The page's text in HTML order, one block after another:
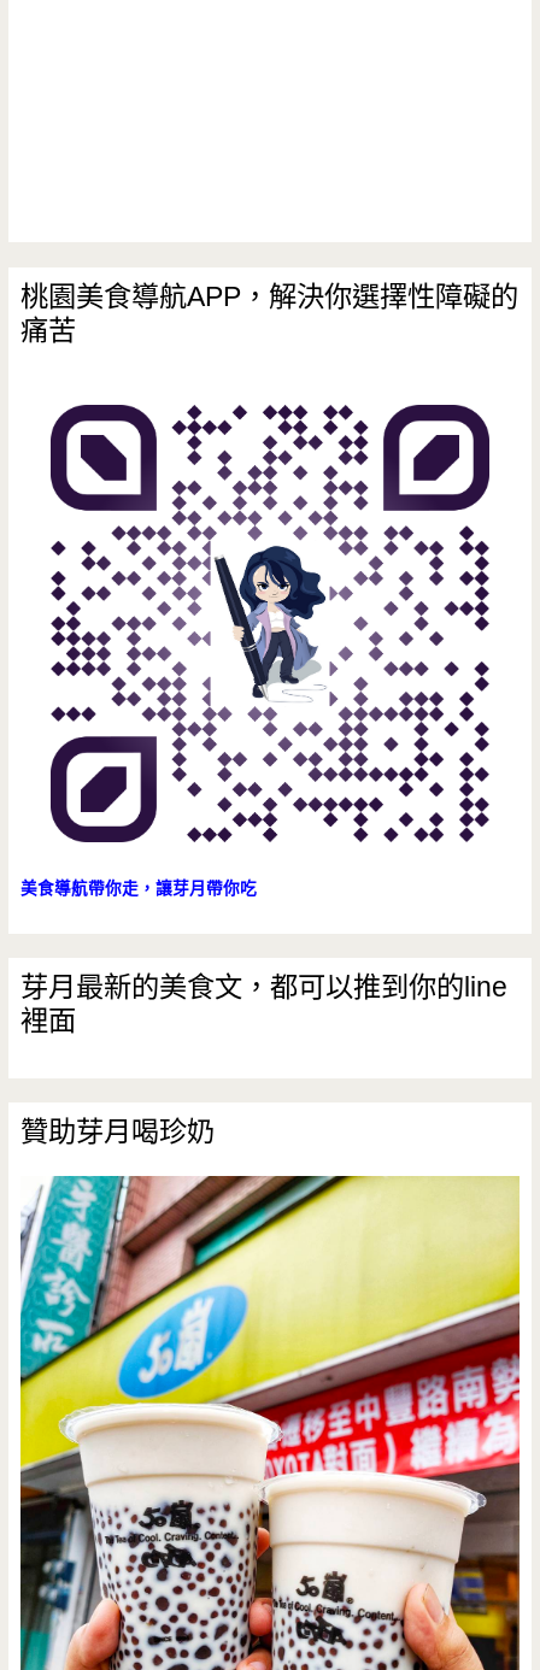
桃園美食導航APP，解決你選擇性障礙的
痛苦
美食導航帶你走，讓芽月帶你吃
芽月最新的美食文，都可以推到你的line
裡面
贊助芽月喝珍奶